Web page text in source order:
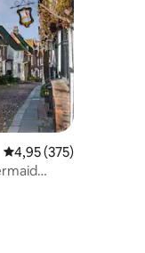
4,95 de uma avaliação
4,95 (375)